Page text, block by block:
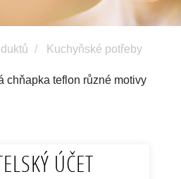
Kuchyňské potřeby
chňapka teflon různé motivy
ÚČET